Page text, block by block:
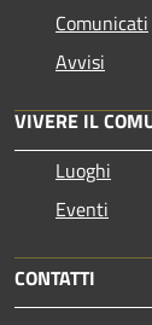
Comunicati
Avvisi
VIVERE IL
Luoghi
Eventi
CONTATTI